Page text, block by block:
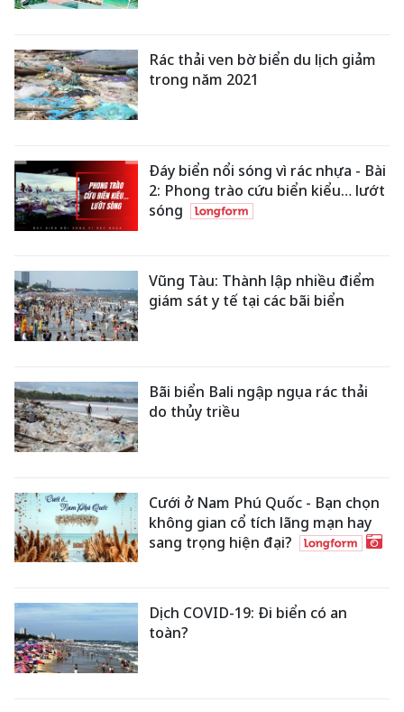
Rác thải ven bờ biển du lịch giảm
trong năm 2021
Đáy biển nổi sóng vì rác nhựa - Bài
2: Phong trào cứu biển kiểu… lướt
sóng
Vũng Tàu: Thành lập nhiều điểm
giám sát y tế tại các bãi biển
Bãi biển Bali ngập ngụa rác thải
do thủy triều
Cưới ở Nam Phú Quốc - Bạn chọn
không gian cổ tích lãng mạn hay
sang trọng hiện đại?
Dịch COVID-19: Đi biển có an
toàn?